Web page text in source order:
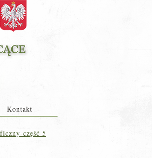
Kontakt
część 5